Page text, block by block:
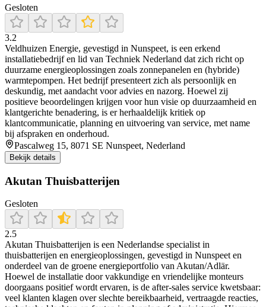
Gesloten
3.2
Veldhuizen Energie, gevestigd in Nunspeet, is een erkend
installatiebedrijf en lid van Techniek Nederland dat zich richt op
duurzame energieoplossingen zoals zonnepanelen en (hybride)
warmtepompen. Het bedrijf presenteert zich als persoonlijk en
deskundig, met aandacht voor advies en nazorg. Hoewel zij
positieve beoordelingen krijgen voor hun visie op duurzaamheid en
klantgerichte benadering, is er herhaaldelijk kritiek op
klantcommunicatie, planning en uitvoering van service, met name
bij afspraken en onderhoud.
Pascalweg 15, 8071 SE Nunspeet, Nederland
Bekijk details
Akutan Thuisbatterijen
Gesloten
2.5
Akutan Thuisbatterijen is een Nederlandse specialist in
thuisbatterijen en energieoplossingen, gevestigd in Nunspeet en
onderdeel van de groene energieportfolio van Akutan/Adlär.
Hoewel de installatie door vakkundige en vriendelijke monteurs
doorgaans positief wordt ervaren, is de after-sales service kwetsbaar:
veel klanten klagen over slechte bereikbaarheid, vertraagde reacties,